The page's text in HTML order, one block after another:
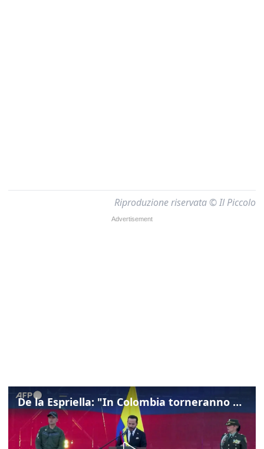
Riproduzione riservata © Il Piccolo
De la Espriella: "In Colombia torneranno ordine, autorità e libertà"